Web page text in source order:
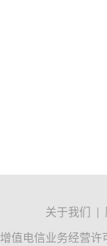
关于我们 |
增值电信业务经营